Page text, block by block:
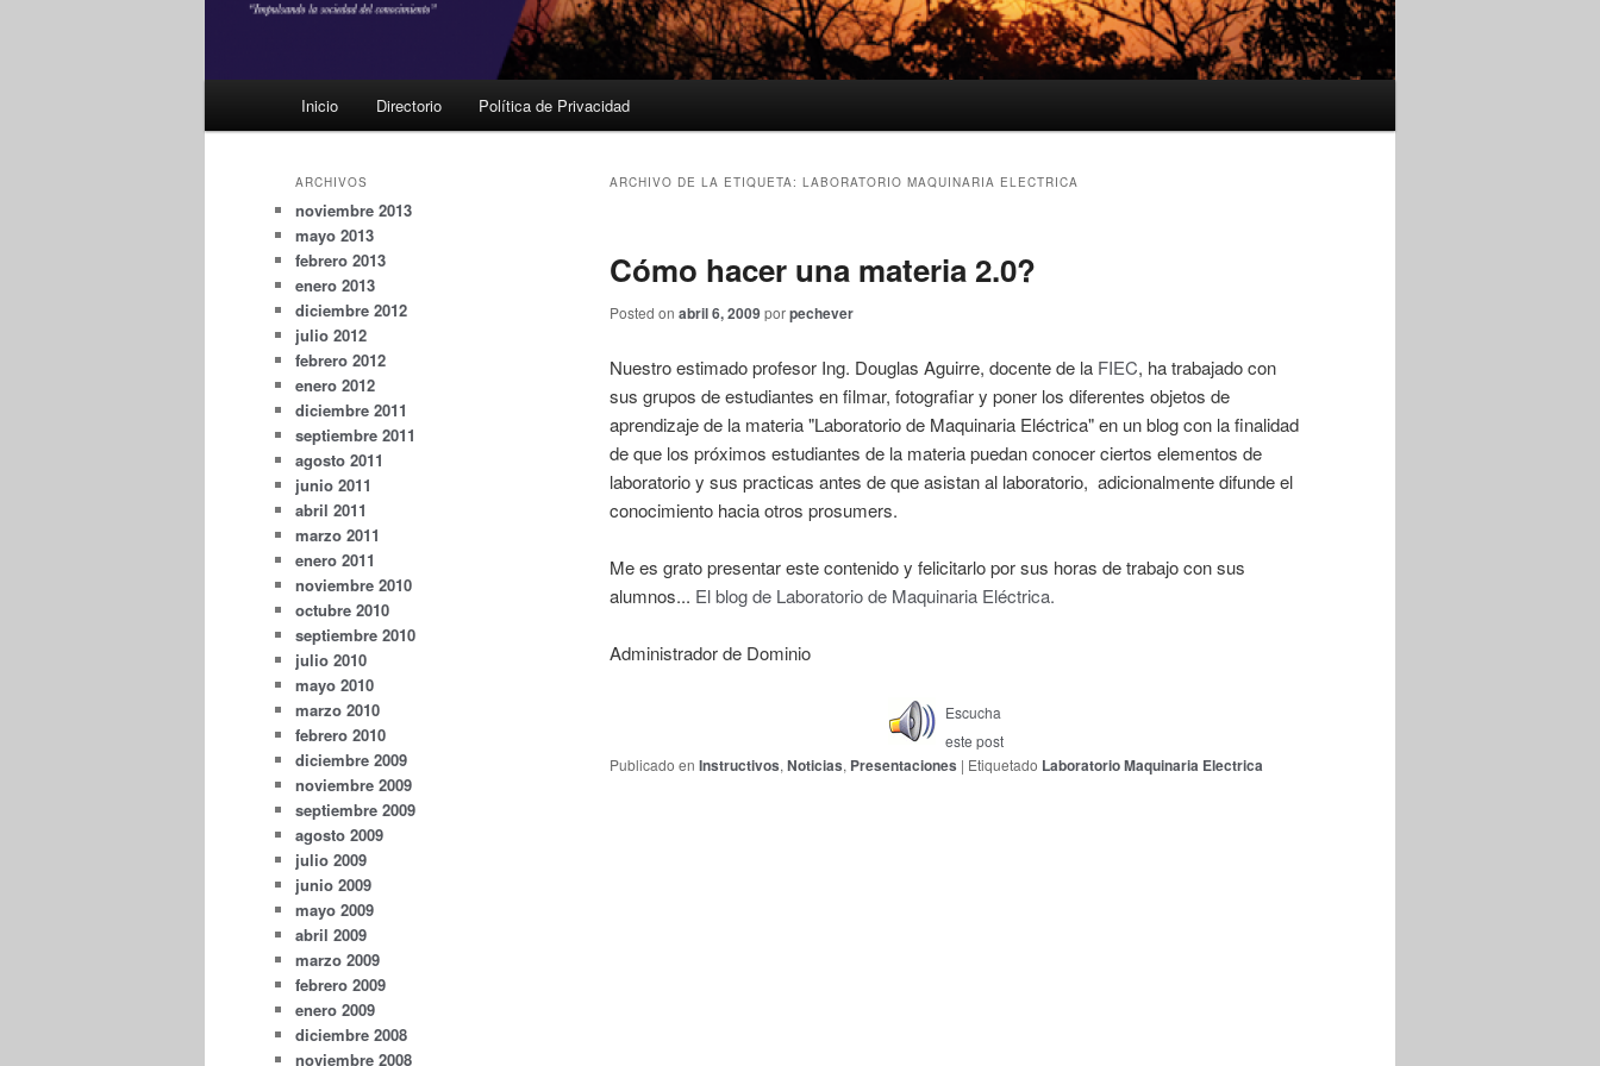
Inicio Directorio Política de Privacidad
ARCHIVO DE LA ETIQUETA: LABORATORIO MAQUINARIA ELECTRICA
Cómo hacer una materia 2.0?
Posted on abril 6, 2009porpechever
Nuestro estimado profesor Ing. Douglas Aguirre, docente de la FIEC, ha trabajado con
sus grupos de estudiantes en filmar, fotografiar y poner los diferentes objetos de
aprendizaje de la materia "Laboratorio de Maquinaria Eléctrica" en un blog con la finalidad
de que los próximos estudiantes de la materia puedan conocer ciertos elementos de
laboratorio y sus practicas antes de que asistan al laboratorio, adicionalmente difunde el
conocimiento hacia otros prosumers.
Me es grato presentar este contenido y felicitarlo por sus horas de trabajo con sus
alumnos... El blog de Laboratorio de Maquinaria Eléctrica.
Administrador de Dominio
Escucha
este post
Publicado en Instructivos, Noticias, Presentaciones | Etiquetado Laboratorio Maquinaria Electrica
ARCHIVOS
noviembre 2013
mayo 2013
febrero 2013
enero 2013
diciembre 2012
julio 2012
febrero 2012
enero 2012
diciembre 2011
septiembre 2011
agosto 2011
junio 2011
abril 2011
marzo 2011
enero 2011
noviembre 2010
octubre 2010
septiembre 2010
julio 2010
mayo 2010
marzo 2010
febrero 2010
diciembre 2009
noviembre 2009
septiembre 2009
agosto 2009
julio 2009
junio 2009
mayo 2009
abril 2009
marzo 2009
febrero 2009
enero 2009
diciembre 2008
noviembre 2008